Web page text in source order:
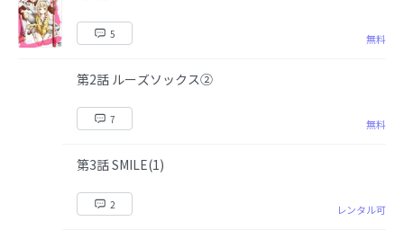
5 無料
第2話 ルーズソックス②
7 無料
第3話 SMILE(1)
2 レンタル可